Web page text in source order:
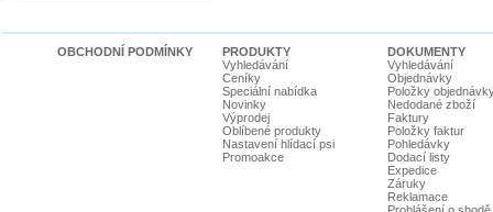
OBCHODNÍ PODMÍNKY
PRODUKTY
Vyhledávání
Ceníky
Speciální nabídka
Novinky
Výprodej
Oblíbené produkty
Nastavení hlídací psi
Promoakce
DOKUMENTY
Vyhledávání
Objednávky
Položky
Nedodané zboží
Faktury
Položky faktur
Pohledávky
Dodací listy
Expedice
Záruky
Reklamace